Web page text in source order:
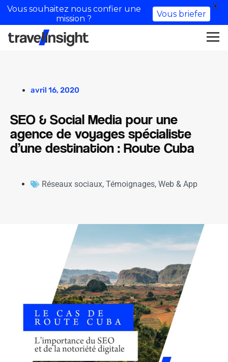
avril 16, 2020
SEO & Social Media pour une
agence de voyages spécialiste
d’une destination : Route Cuba
Réseaux sociaux, Témoignages, Web & App
Vous souhaitez nous confier une
mission ?
Vous briefer
X